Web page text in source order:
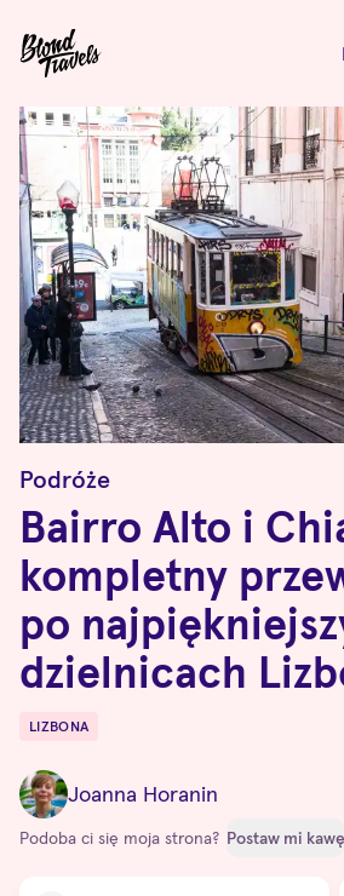
Podróże
Bairro Alto i
kompletny
po
dzielnicach
Destinations
LIZBONA
Joanna Horanin
Podoba ci się moja strona? Postaw mi kawę